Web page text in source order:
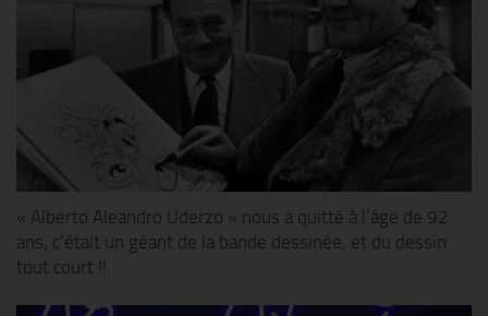
« Alberto Aleandro Uderzo » nous a quitté à l’âge de 92
ans, c’était un géant de la bande dessinée, et du dessin
tout court !!